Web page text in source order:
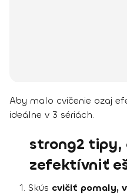
Aby malo cvičenie ozaj
ideálne v 3 sériách.
strong2
zefektívniť
Skús cvičiť pomaly,